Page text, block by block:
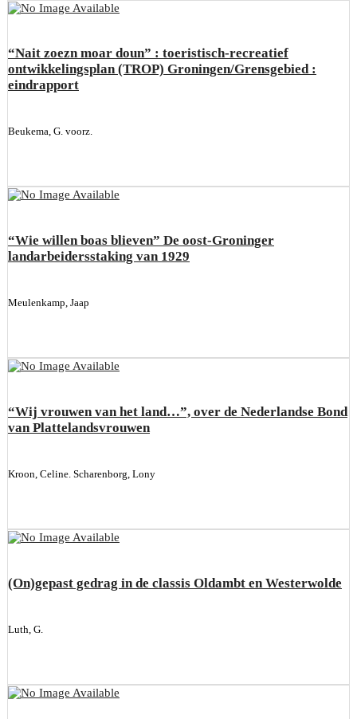
“Nait zoezn moar doun” : toeristisch-recreatief
ontwikkelingsplan (TROP) Groningen/Grensgebied :
eindrapport
Beukema, G. voorz.
“Wie willen boas blieven” De oost-Groninger
landarbeidersstaking van 1929
Meulenkamp, Jaap
“Wij vrouwen van het land…”, over de Nederlandse Bond
van Plattelandsvrouwen
Kroon, Celine. Scharenborg, Lony
(On)gepast gedrag in de classis Oldambt en Westerwolde
Luth, G.